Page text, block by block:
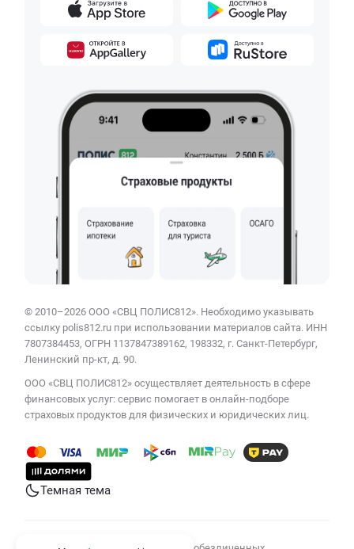
© 2010–2026 ООО «СВЦ ПОЛИС812». Необходимо указывать
ссылку polis812.ru при использовании материалов сайта. ИНН
7807384453, ОГРН 1137847389162, 198332, г. Санкт-Петербург,
Ленинский пр-кт, д. 90.
ООО «СВЦ ПОЛИС812» осуществляет деятельность в сфере
финансовых услуг: сервис помогает в онлайн-подборе
страховых продуктов для физических и юридических лиц.
Темная тема